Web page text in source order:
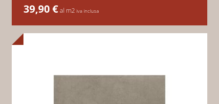
39,90€al m2 iva inclusa